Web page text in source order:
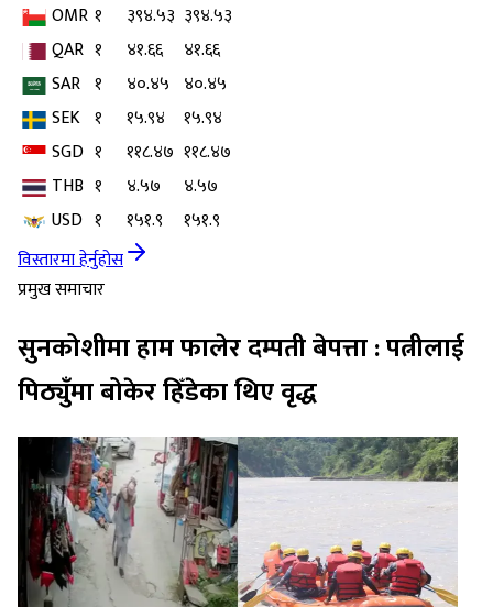
OMR १ ३९४.५३ ३९४.५३
QAR १ ४१.६६
४१.६६
SAR १ ४०.४५ ४०.४५
SEK १ १५.९४
१५.९४
SGD १ ११८.४७ ११८.४७
THB १ ४.५७
४.५७
USD १ १५१.९
१५१.९
विस्तारमा हेर्नुहोस
प्रमुख समाचार
सुनकोशीमा हाम फालेर दम्पती बेपत्ता : पत्नीलाई
पिठ्युँमा बोकेर हिँडेका थिए वृद्ध